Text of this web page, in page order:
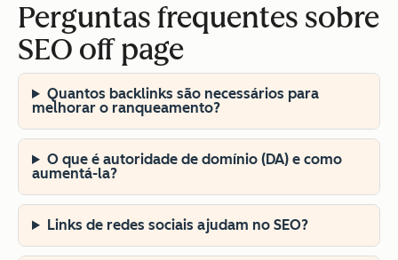
Perguntas frequentes sobre
SEO off page
Quantos backlinks são necessários para
melhorar o ranqueamento?
O que é autoridade de domínio (DA) e como
aumentá-la?
Links de redes sociais ajudam no SEO?